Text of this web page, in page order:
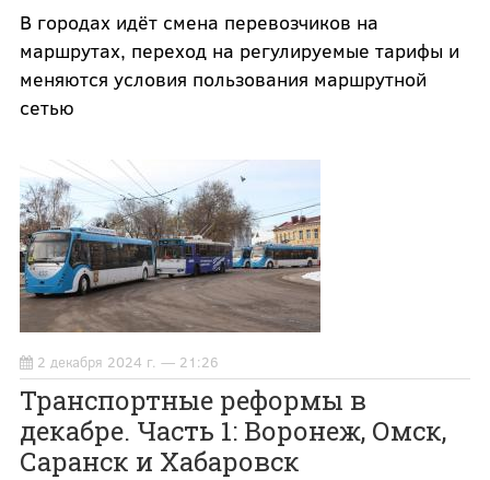
В городах идёт смена перевозчиков на
маршрутах, переход на регулируемые тарифы и
меняются условия пользования маршрутной
сетью
2 декабря 2024 г. — 21:26
Транспортные реформы в
декабре. Часть 1: Воронеж, Омск,
Саранск и Хабаровск